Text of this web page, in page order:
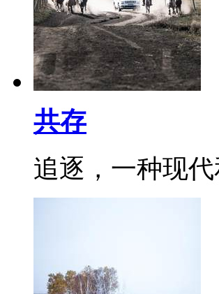
共存
追逐，一种现